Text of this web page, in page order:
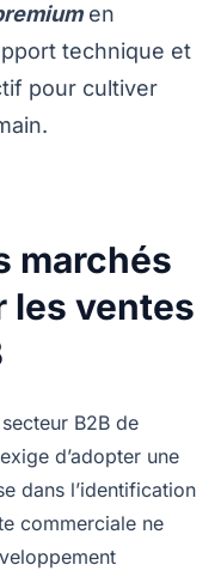
en
technique et
pour cultiver
marchés
les ventes
B2B de
d’adopter une
dans l’identification
commerciale ne